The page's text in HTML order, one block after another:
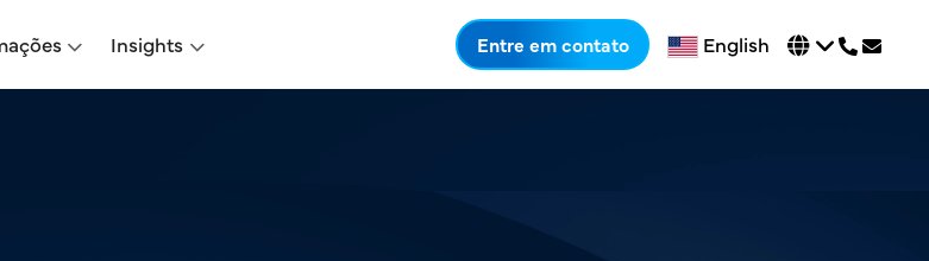
Insights Entre em contato English